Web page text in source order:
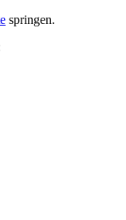
springen.